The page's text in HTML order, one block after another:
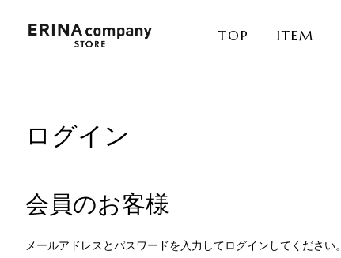
TOP ITEM
ログイン
会員のお客様
メールアドレスとパスワードを入力してログインしてください。